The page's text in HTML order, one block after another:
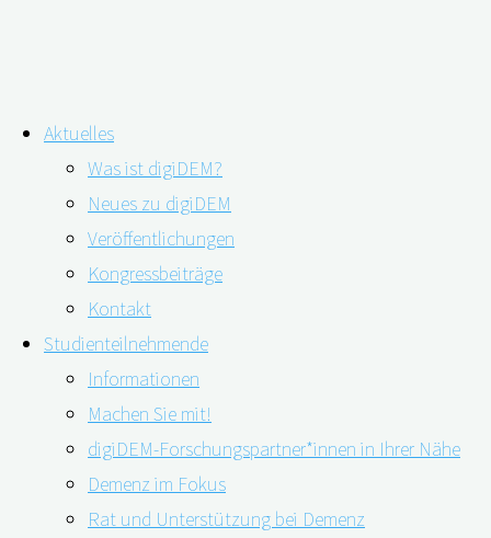
Inhalt
springen
Aktuelles
Was ist digiDEM?
Neues zu digiDEM
Veröffentlichungen
Kongressbeiträge
Kontakt
Studienteilnehmende
Informationen
Machen Sie mit!
digiDEM-Forschungspartner*innen in Ihrer Nähe
Demenz im Fokus
Rat und Unterstützung bei Demenz
Schlagwort:Interaktion
Typ-2-Diabetes und Demenzrisiko:
Gefragt ist Wachsamkeit
24.03.2022